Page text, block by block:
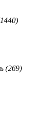
1440)
(269)